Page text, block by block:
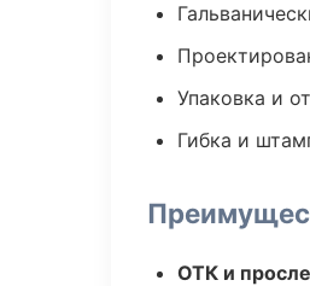
Упаковка и
Гибка и
ОТК и